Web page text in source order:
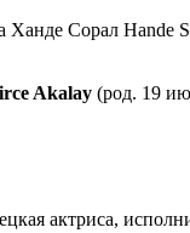
Akalay(род. 19
актриса,